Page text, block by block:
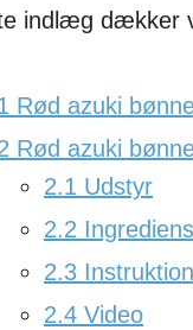
indlæg dækker
Rød azuki
Rød azuki
2.1 Udstyr
2.2
2.3
2.4 Video